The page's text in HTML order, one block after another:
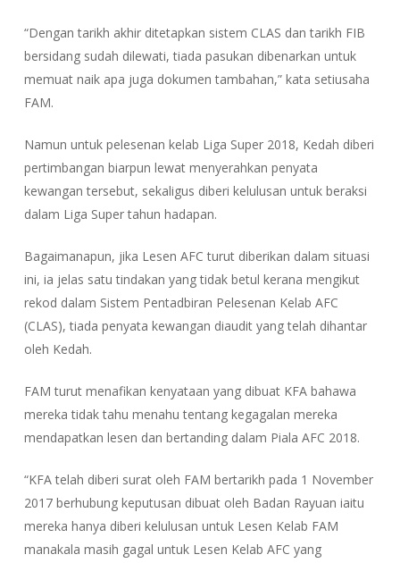
“Dengan tarikh akhir ditetapkan sistem CLAS dan tarikh FIB
bersidang sudah dilewati, tiada pasukan dibenarkan untuk
memuat naik apa juga dokumen tambahan,” kata setiusaha
FAM.
Namun untuk pelesenan kelab Liga Super 2018, Kedah diberi
pertimbangan biarpun lewat menyerahkan penyata
kewangan tersebut, sekaligus diberi kelulusan untuk beraksi
dalam Liga Super tahun hadapan.
Bagaimanapun, jika Lesen AFC turut diberikan dalam situasi
ini, ia jelas satu tindakan yang tidak betul kerana mengikut
rekod dalam Sistem Pentadbiran Pelesenan Kelab AFC
(CLAS), tiada penyata kewangan diaudit yang telah dihantar
oleh Kedah.
FAM turut menafikan kenyataan yang dibuat KFA bahawa
mereka tidak tahu menahu tentang kegagalan mereka
mendapatkan lesen dan bertanding dalam Piala AFC 2018.
“KFA telah diberi surat oleh FAM bertarikh pada 1 November
2017 berhubung keputusan dibuat oleh Badan Rayuan iaitu
mereka hanya diberi kelulusan untuk Lesen Kelab FAM
manakala masih gagal untuk Lesen Kelab AFC yang